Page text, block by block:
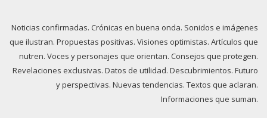
Noticias confirmadas. Crónicas en buena onda. Sonidos e imágenes
que ilustran. Propuestas positivas. Visiones optimistas. Artículos que
nutren. Voces y personajes que orientan. Consejos que protegen.
Revelaciones exclusivas. Datos de utilidad. Descubrimientos. Futuro
y perspectivas. Nuevas tendencias. Textos que aclaran.
Informaciones que suman.